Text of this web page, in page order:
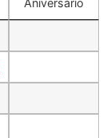
Aniversário